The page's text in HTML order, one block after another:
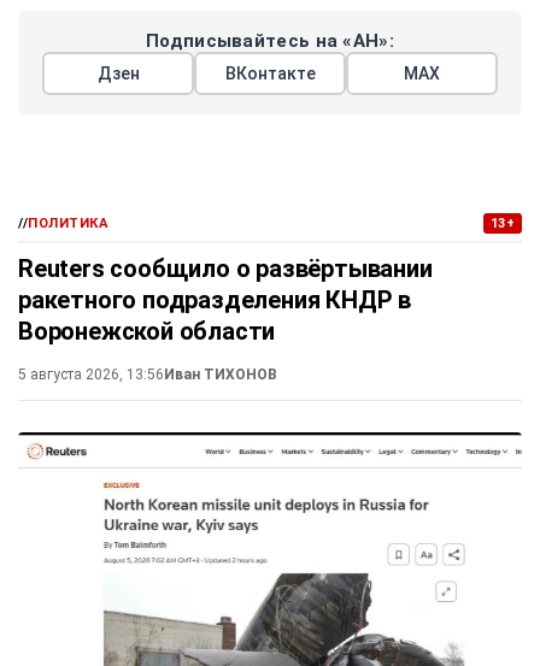
Подписывайтесь на «АН»:
Дзен ВКонтакте МАХ
//ПОЛИТИКА 13+
Reuters сообщило о развёртывании
ракетного подразделения КНДР в
Воронежской области
5 августа 2026, 13:56Иван ТИХОНОВ